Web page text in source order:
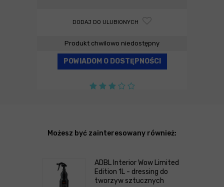
DODAJ DO ULUBIONYCH
Produkt chwilowo niedostępny
POWIADOM O DOSTĘPNOŚCI
Możesz być zainteresowany również:
ADBL Interior Wow Limited
Edition 1L - dressing do
tworzyw sztucznych